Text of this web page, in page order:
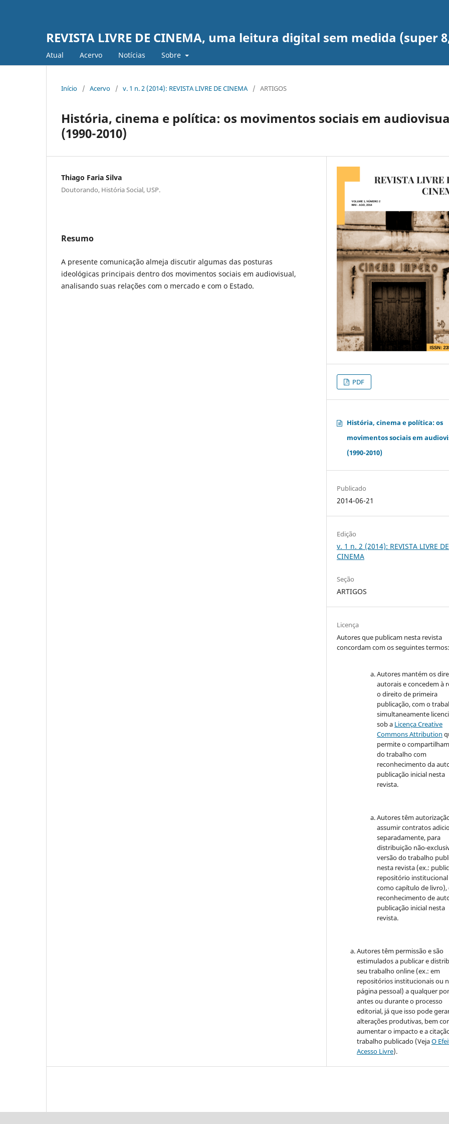
REVISTA LIVRE DE CINEMA, uma leitura digital sem medida (super
Atual Acervo Notícias Sobre
Início / Acervo / v. 1 n. 2 (2014): REVISTA LIVRE DE CINEMA / ARTIGOS
História, cinema e política: os movimentos sociais em
(1990-2010)
Thiago Faria Silva
Doutorando, História Social, USP.
Resumo
A presente comunicação almeja discutir algumas das posturas
ideológicas principais dentro dos movimentos sociais em audiovisual,
analisando suas relações com o mercado e com o Estado.
PDF
História, cinema e política: os
movimentos sociais em
(1990-2010)
Publicado
2014-06-21
Edição
v. 1 n. 2 (2014): REVISTA LIVRE DE
CINEMA
Seção
ARTIGOS
Licença
Autores que publicam nesta revista
concordam com os seguintes termos:
Autores mantém os
autorais e concedem à
o direito de primeira
publicação, com o
simultaneamente
sob a Licença Creative
Commons Attribution
permite o
do trabalho com
reconhecimento da
publicação inicial nesta
revista.
Autores têm
assumir contratos
separadamente, para
distribuição não-
versão do trabalho
nesta revista (ex.:
repositório institucional
como capítulo de livro),
reconhecimento de
publicação inicial nesta
revista.
Autores têm permissão e são
estimulados a publicar e
seu trabalho online (ex.: em
repositórios institucionais ou
página pessoal) a qualquer
antes ou durante o processo
editorial, já que isso pode
alterações produtivas, bem
aumentar o impacto e a
trabalho publicado (VejaO
Acesso Livre).